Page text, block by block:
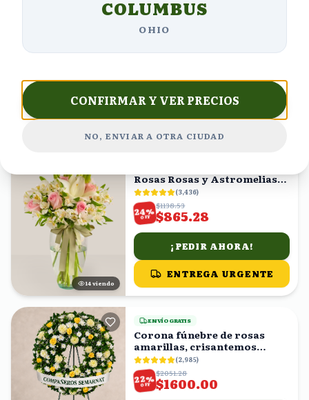
Eucalipto y Flor Morada
$687.22
¡PEDIR AHORA!
ENTREGA URGENTE
15 viendo
Rosas Rosas y Astromelias
en Florero
(3,436)
24%
OFF
$1138.53
$865.28
¡PEDIR AHORA!
ENTREGA URGENTE
ENVÍO GRATIS
Corona fúnebre de rosas
amarillas, crisantemos
blancos y follaje
(2,985)
22%
OFF
$2051.28
$1600.00
COLUMBUS
OHIO
CONFIRMAR Y VER PRECIOS
NO, ENVIAR A OTRA CIUDAD